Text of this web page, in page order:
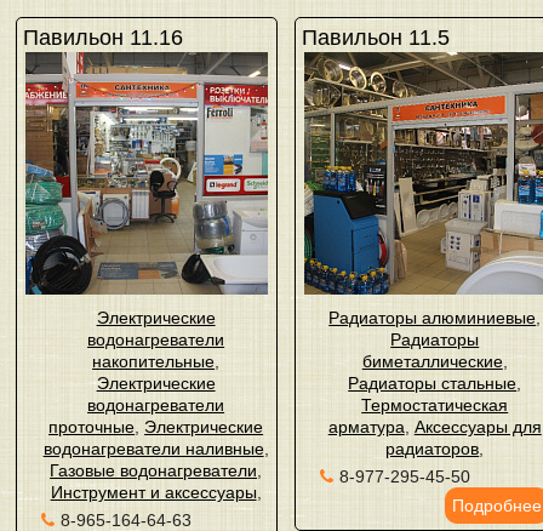
Павильон 11.16
Электрические
водонагреватели
накопительные
Электрические
водонагреватели
проточные Электрические
водонагреватели наливные,
Газовые водонагреватели
Инструмент и аксессуары,
8-965-164-64-63
Павильон 11.5
Радиаторы алюминиевые
Радиаторы
биметаллические,
Радиаторы стальные
Термостатическая
арматура Аксессуары для
радиаторов
8-977-295-45-50
Подробнее